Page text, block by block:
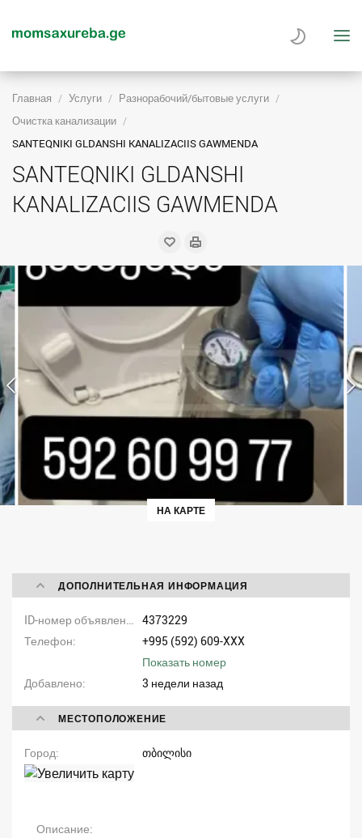
Главная Услуги
Разнорабочий/бытовые услуги
Очистка канализации
SANTEQNIKI GLDANSHI KANALIZACIIS GAWMENDA
SANTEQNIKI GLDANSHI
KANALIZACIIS GAWMENDA
НА КАРТЕ
ДОПОЛНИТЕЛЬНАЯ ИНФОРМАЦИЯ
4373229
Телефон
+995 (592) 609-XXX
Показать номер
Добавлено
3 недели назад
МЕСТОПОЛОЖЕНИЕ
Город თბილისი
Описание